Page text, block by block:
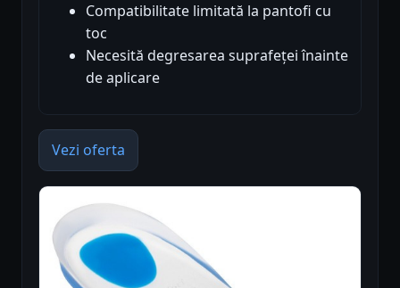
Compatibilitate limitată la pantofi cu
toc
Necesită degresarea suprafeței înainte
de aplicare
Vezi oferta